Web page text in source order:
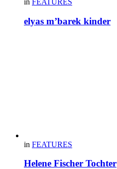
in FEATURES
elyas m’barek kinder
in FEATURES
Helene Fischer Tochter